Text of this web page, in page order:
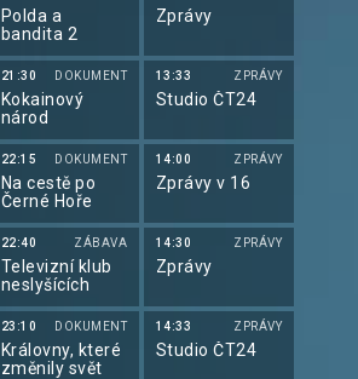
Polda a
bandita 2
21:30 DOKUMENT
Kokainový
národ
22:15 DOKUMENT
Na cestě po
Černé Hoře
22:40 ZÁBAVA
Televizní klub
neslyšících
23:10 DOKUMENT
Královny, které
změnily svět
Zprávy
13:33 ZPRÁVY
Studio ČT24
14:00 ZPRÁVY
Zprávy v 16
14:30 ZPRÁVY
Zprávy
14:33 ZPRÁVY
Studio ČT24